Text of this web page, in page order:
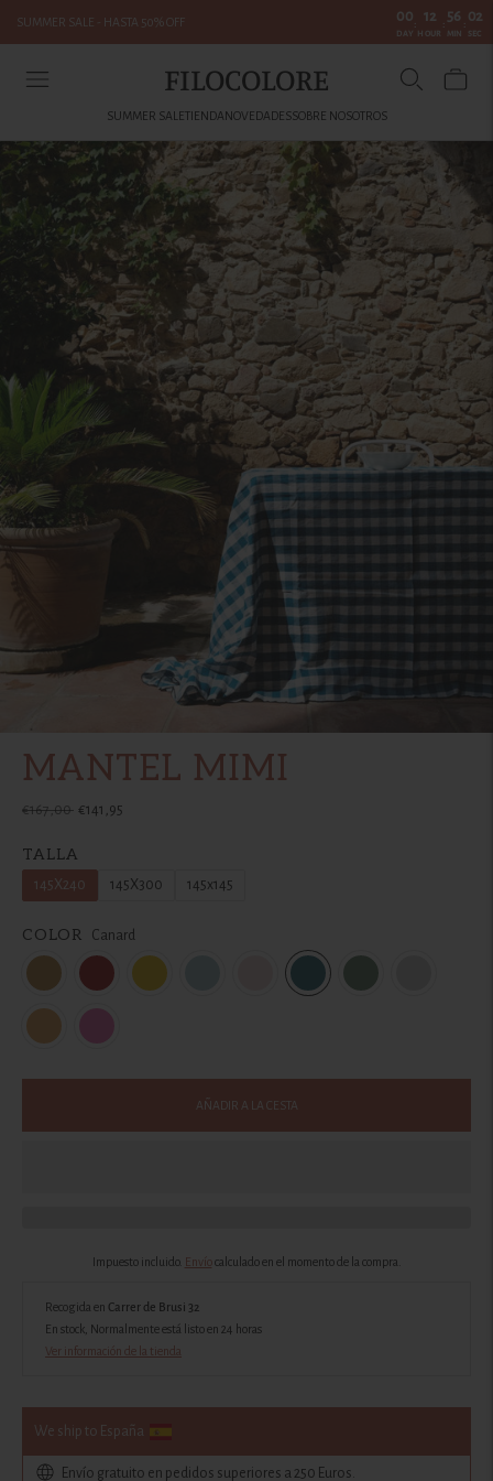
SUMMER SALE - HASTA 50% OFF 00
DAY
: 12
HOUR
: 56
MIN
: 02
SEC
FILOCOLORE
SUMMER SALETIENDANOVEDADESSOBRE NOSOTROS
MANTEL MIMI
€167,00Precio
€141,95
TALLA
145X240 145X300 145x145
COLOR Canard
AÑADIR A LA CESTA
Impuesto incluido. Envíocalculado en el momento de la compra.
Recogida en Carrer de Brusi 32
En stock, Normalmente está listo en 24 horas
Ver información de la tienda
We ship to España
Envío gratuito en pedidos superiores a 250 Euros.